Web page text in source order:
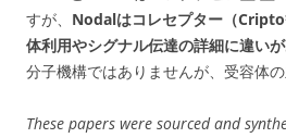
すが、 Nodalはコレセプター（
体利用やシグナル伝達の詳細に違い
分子機構ではありませんが、受容体の
These papers were sourced and